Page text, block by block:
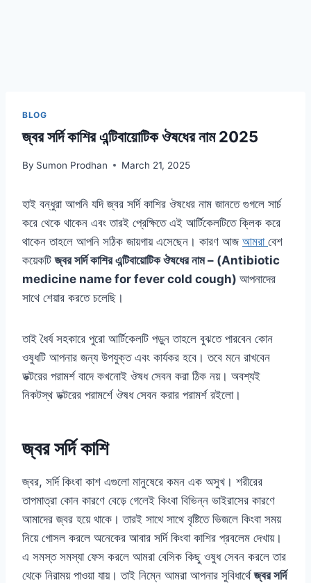
BLOG
জ্বর সর্দি কাশির এন্টিবায়োটিক ঔষধের নাম 2025
By Sumon Prodhan March 21, 2025
হাই বন্ধুরা আপনি যদি জ্বর সর্দি কাশির ঔষধের নাম জানতে গুগলে সার্চ
করে থেকে থাকেন এবং তারই প্রেক্ষিতে এই আর্টিকেলটিতে ক্লিক করে
থাকেন তাহলে আপনি সঠিক জায়গায় এসেছেন। কারণ আজ আমরা বেশ
কয়েকটিজ্বর সর্দি কাশির এন্টিবায়োটিক ঔষধের নাম – (Antibiotic
medicine name for fever cold cough) আপনাদের
সাথে শেয়ার করতে চলেছি।
তাই ধৈর্য সহকারে পুরো আর্টিকেলটি পড়ুন তাহলে বুঝতে পারবেন কোন
ওষুধটি আপনার জন্য উপযুক্ত এবং কার্যকর হবে। তবে মনে রাখবেন
ডক্টরের পরামর্শ বাদে কখনোই ঔষধ সেবন করা ঠিক নয়। অবশ্যই
নিকটস্থ ডক্টরের পরামর্শে ঔষধ সেবন করার পরামর্শ রইলো।
জ্বর সর্দি কাশি
জ্বর, সর্দি কিংবা কাশ এগুলো মানুষেরে কমন এক অসুখ। শরীরের
তাপমাত্রা কোন কারণে বেড়ে গেলেই কিংবা বিভিন্ন ভাইরাসের কারণে
আমাদের জ্বর হয়ে থাকে। তারই সাথে সাথে বৃষ্টিতে ভিজলে কিংবা সময়
নিয়ে গোসল করলে অনেকের আবার সর্দি কিংবা কাশির প্রবলেম দেখায়।
এ সমস্ত সমস্যা ফেস করলে আমরা বেসিক কিছু ওষুধ সেবন করলে তার
থেকে নিরাময় পাওয়া যায়। তাই নিম্নে আমরা আপনার সুবিধার্থেজ্বর সর্দি